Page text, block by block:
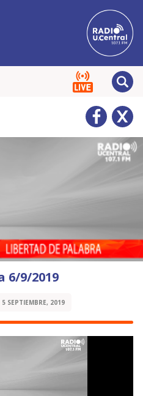
6/9/2019
5 SEPTIEMBRE, 2019